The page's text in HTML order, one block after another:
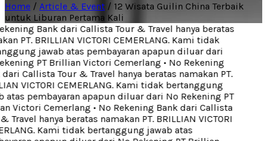
Home / Article & Event / 12 Wisata Guilin China Terbaik
untuk Liburan Pertama Kali
Bank dari Callista Tour & Travel hanya beratas
PT. BRILLIAN VICTORI CEMERLANG. Kami tidak
jawab atas pembayaran apapun diluar dari
PT Brillian Victori Cemerlang• No Rekening
Callista Tour & Travel hanya beratas namakan PT.
VICTORI CEMERLANG. Kami tidak bertanggung
atas pembayaran apapun diluar dari No Rekening PT
Victori Cemerlang• No Rekening Bank dari Callista
Travel hanya beratas namakan PT. BRILLIAN VICTORI
Kami tidak bertanggung jawab atas